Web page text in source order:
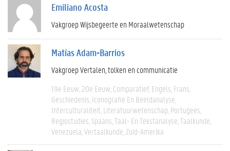
Emiliano Acosta
Vakgroep Wijsbegeerte en Moraalwetenschap
Matías Adam-Barrios
Vakgroep Vertalen, tolken en communicatie
19e Eeuw 20e Eeuw Comparatief Engels Frans
Geschiedenis Iconografie En Beeldanalyse
Interculturaliteit Literatuurwetenschap Portugees
Regiostudies Spaans Taal- En Tekstanalyse Taalkunde
Venezuela Vertaalkunde Zuid-Amerika